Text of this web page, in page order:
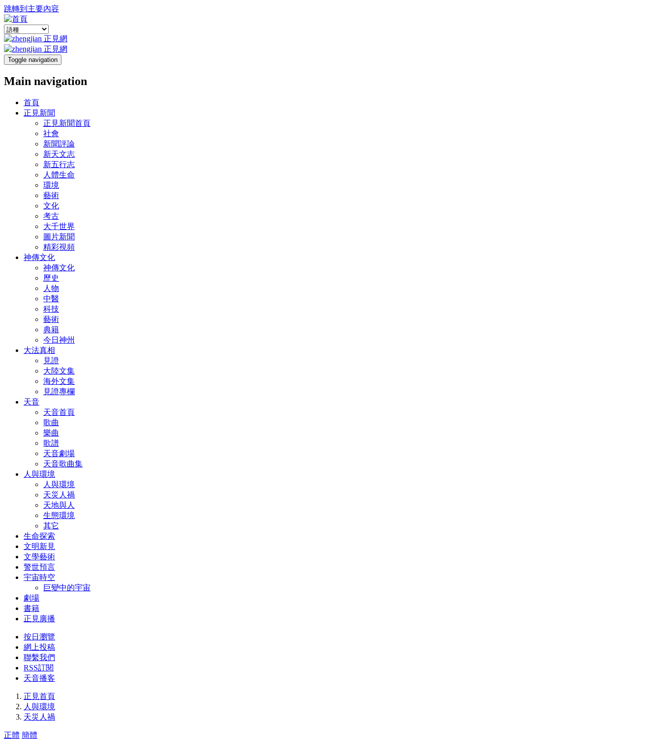
跳轉到主要內容
Toggle navigation
Main navigation
首頁
正見新聞
正見新聞首頁
社會
新聞評論
新天文志
新五行志
人體生命
環境
藝術
文化
考古
大千世界
圖片新聞
精彩視頻
神傳文化
神傳文化
歷史
人物
中醫
科技
藝術
典籍
今日神州
大法真相
見證
大陸文集
海外文集
見證專欄
天音
天音首頁
歌曲
樂曲
歌譜
天音劇場
天音歌曲集
人與環境
人與環境
天災人禍
天地與人
生態環境
其它
生命探索
文明新見
文學藝術
警世預言
宇宙時空
巨變中的宇宙
劇場
書籍
正見廣播
按日瀏覽
網上投稿
聯繫我們
RSS訂閱
天音播客
正見首頁
人與環境
天災人禍
正體 簡體